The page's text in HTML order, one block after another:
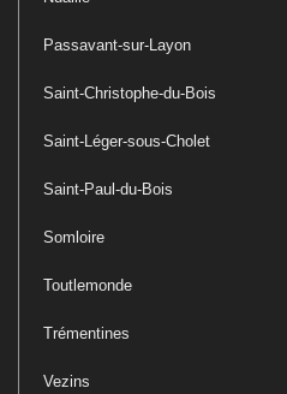
Passavant-sur-Layon
Saint-Christophe-du-Bois
Saint-Léger-sous-Cholet
Saint-Paul-du-Bois
Somloire
Toutlemonde
Trémentines
Vezins